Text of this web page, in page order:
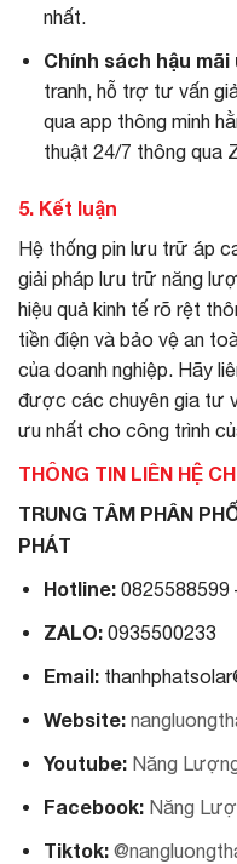
nhất.
Chính sách hậu
tranh, hỗ trợ tư vấn
qua app thông minh
thuật 24/7 thông qua
5. Kết luận
Hệ thống pin lưu trữ áp
giải pháp lưu trữ năng
hiệu quả kinh tế rõ rệt
tiền điện và bảo vệ an
của doanh nghiệp. Hãy
được các chuyên gia tư
ưu nhất cho công trình
THÔNG TIN LIÊN HỆ
TRUNG TÂM PHÂN
PHÁT
Hotline:0825588599
ZALO:0935500233
Email:
Website:
Youtube: Năng
Facebook: Năng
Tiktok: